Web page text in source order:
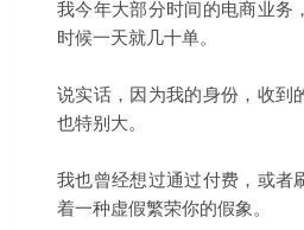
我今年大部分时间的电商业务
时候一天就几十单。
说实话，因为我的身份，收到
也特别大。
我也曾经想过通过付费，或者
着一种虚假繁荣你的假象。